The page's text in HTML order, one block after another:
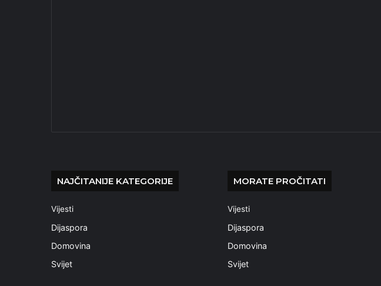
NAJČITANIJE KATEGORIJE
Vijesti
Dijaspora
Domovina
Svijet
MORATE PROČITATI
Vijesti
Dijaspora
Domovina
Svijet